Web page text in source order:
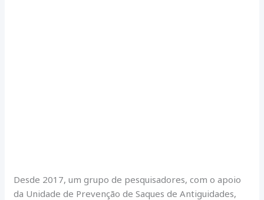
Desde 2017, um grupo de pesquisadores, com o apoio
da Unidade de Prevenção de Saques de Antiguidades,